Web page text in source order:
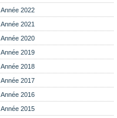
Année 2022
Année 2021
Année 2020
Année 2019
Année 2018
Année 2017
Année 2016
Année 2015